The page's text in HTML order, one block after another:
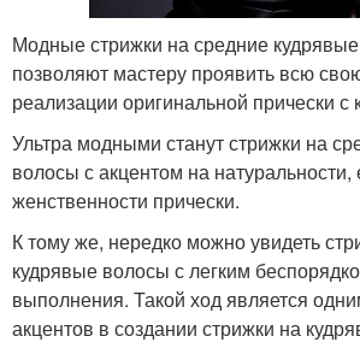
Модные стрижки на средние
позволяют мастеру проявить всю
реализации оригинальной прически с
Ультра модными станут стрижки на
волосы с акцентом на натуральности,
женственности прически.
К тому же, нередко можно увидеть
кудрявые волосы с легким
выполнения. Такой ход является
акцентов в создании стрижки на